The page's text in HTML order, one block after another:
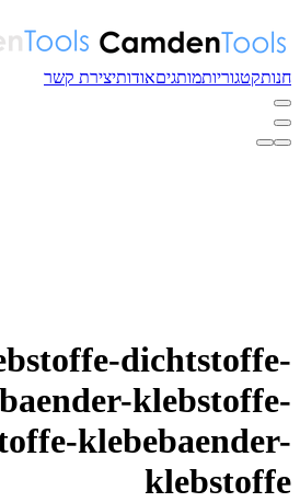
חנותקטגוריותמותגיםאודותיצירת קשר
dichtstoffe-
klebstoffe-
klebebaender-
klebstoffe